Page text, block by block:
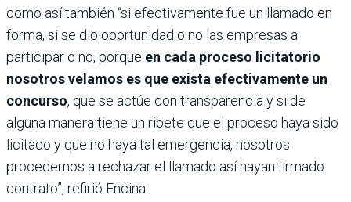
como así también “si efectivamente fue un llamado en
forma, si se dio oportunidad o no las empresas a
participar o no, porque en cada proceso licitatorio
nosotros velamos es que exista efectivamente un
concurso, que se actúe con transparencia y si de
alguna manera tiene un ribete que el proceso haya sido
licitado y que no haya tal emergencia, nosotros
procedemos a rechazar el llamado así hayan firmado
contrato”, refirió Encina.